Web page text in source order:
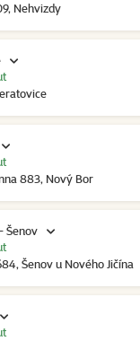
Nehvizdy
883, Nový Bor
Šenov
Šenov u Nového Jičína